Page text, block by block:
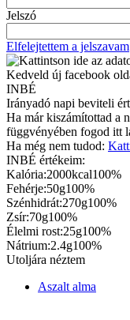
Jelszó
Elfelejtettem a jelszavam
Kedveld új facebook
INBÉ
Irányadó napi beviteli
Ha már kiszámítottad a
függvényében fogod itt
Ha még nem tudod:
INBÉ értékeim:
Kalória:2000kcal100%
Fehérje:50g100%
Szénhidrát:270g100%
Zsír:70g100%
Élelmi rost:25g100%
Nátrium:2.4g100%
Utoljára néztem
Aszalt alma